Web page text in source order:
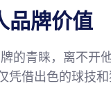
品牌价值
的青睐，离不开
凭借出色的球技